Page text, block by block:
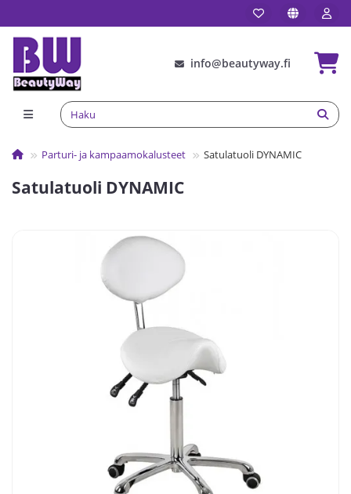
info@beautyway.fi
Parturi- ja kampaamokalusteet Satulatuoli DYNAMIC
Satulatuoli DYNAMIC